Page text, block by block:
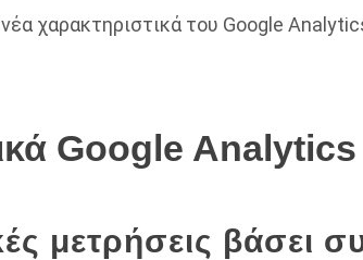
χαρακτηριστικά του Google
Google
μετρήσεις βάσει